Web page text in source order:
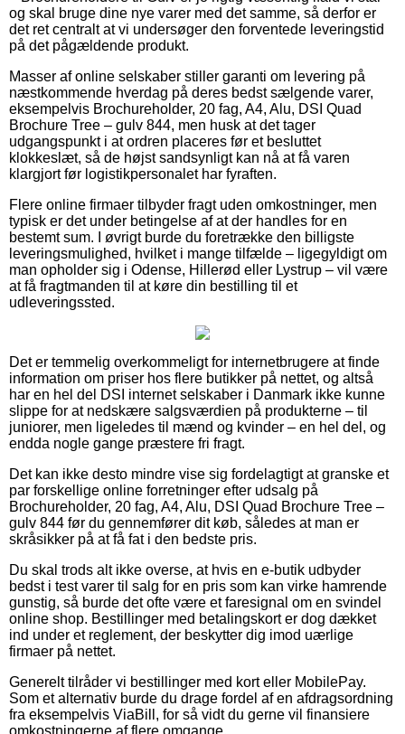
og skal bruge dine nye varer med det samme, så derfor er
det ret centralt at vi undersøger den forventede leveringstid
på det pågældende produkt.
Masser af online selskaber stiller garanti om levering på
næstkommende hverdag på deres bedst sælgende varer,
eksempelvis Brochureholder, 20 fag, A4, Alu, DSI Quad
Brochure Tree – gulv 844, men husk at det tager
udgangspunkt i at ordren placeres før et besluttet
klokkeslæt, så de højst sandsynligt kan nå at få varen
klargjort før logistikpersonalet har fyraften.
Flere online firmaer tilbyder fragt uden omkostninger, men
typisk er det under betingelse af at der handles for en
bestemt sum. I øvrigt burde du foretrække den billigste
leveringsmulighed, hvilket i mange tilfælde – ligegyldigt om
man opholder sig i Odense, Hillerød eller Lystrup – vil være
at få fragtmanden til at køre din bestilling til et
udleveringssted.
Det er temmelig overkommeligt for internetbrugere at finde
information om priser hos flere butikker på nettet, og altså
har en hel del DSI internet selskaber i Danmark ikke kunne
slippe for at nedskære salgsværdien på produkterne – til
juniorer, men ligeledes til mænd og kvinder – en hel del, og
endda nogle gange præstere fri fragt.
Det kan ikke desto mindre vise sig fordelagtigt at granske et
par forskellige online forretninger efter udsalg på
Brochureholder, 20 fag, A4, Alu, DSI Quad Brochure Tree –
gulv 844 før du gennemfører dit køb, således at man er
skråsikker på at få fat i den bedste pris.
Du skal trods alt ikke overse, at hvis en e-butik udbyder
bedst i test varer til salg for en pris som kan virke hamrende
gunstig, så burde det ofte være et faresignal om en svindel
online shop. Bestillinger med betalingskort er dog dækket
ind under et reglement, der beskytter dig imod uærlige
firmaer på nettet.
Generelt tilråder vi bestillinger med kort eller MobilePay.
Som et alternativ burde du drage fordel af en afdragsordning
fra eksempelvis ViaBill, for så vidt du gerne vil finansiere
omkostningerne af flere omgange.